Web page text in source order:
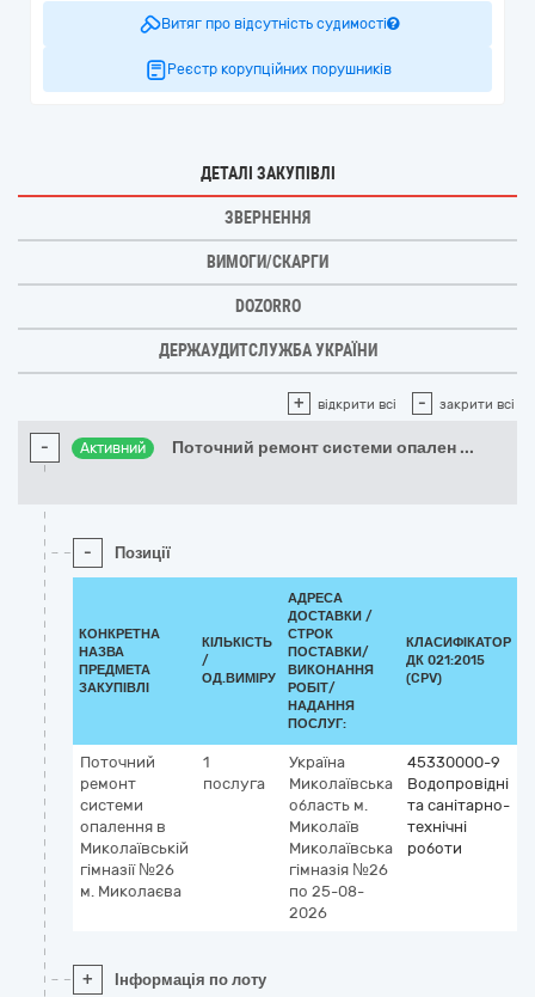
Витяг про відсутність судимості
Реєстр корупційних порушників
ДЕТАЛІ ЗАКУПІВЛІ
ЗВЕРНЕННЯ
ВИМОГИ/СКАРГИ
DOZORRO
ДЕРЖАУДИТСЛУЖБА УКРАЇНИ
+ відкрити всі - закрити всі
- Активний Поточний ремонт системи опален ...
- Позиції
КОНКРЕТНА
НАЗВА
ПРЕДМЕТА
ЗАКУПІВЛІ
КІЛЬКІСТЬ
/
ОД.ВИМІРУ
АДРЕСА
ДОСТАВКИ /
СТРОК
ПОСТАВКИ/
ВИКОНАННЯ
РОБІТ/
НАДАННЯ
ПОСЛУГ:
КЛАСИФІКАТОР
ДК 021:2015
(CPV)
Поточний
ремонт
системи
опалення в
Миколаївській
гімназії №26
м. Миколаєва
1
послуга
Україна
Миколаївська
область м.
Миколаїв
Миколаївська
гімназія №26
по 25-08-
2026
45330000-9
Водопровідні
та санітарно-
технічні
роботи
+ Інформація по лоту